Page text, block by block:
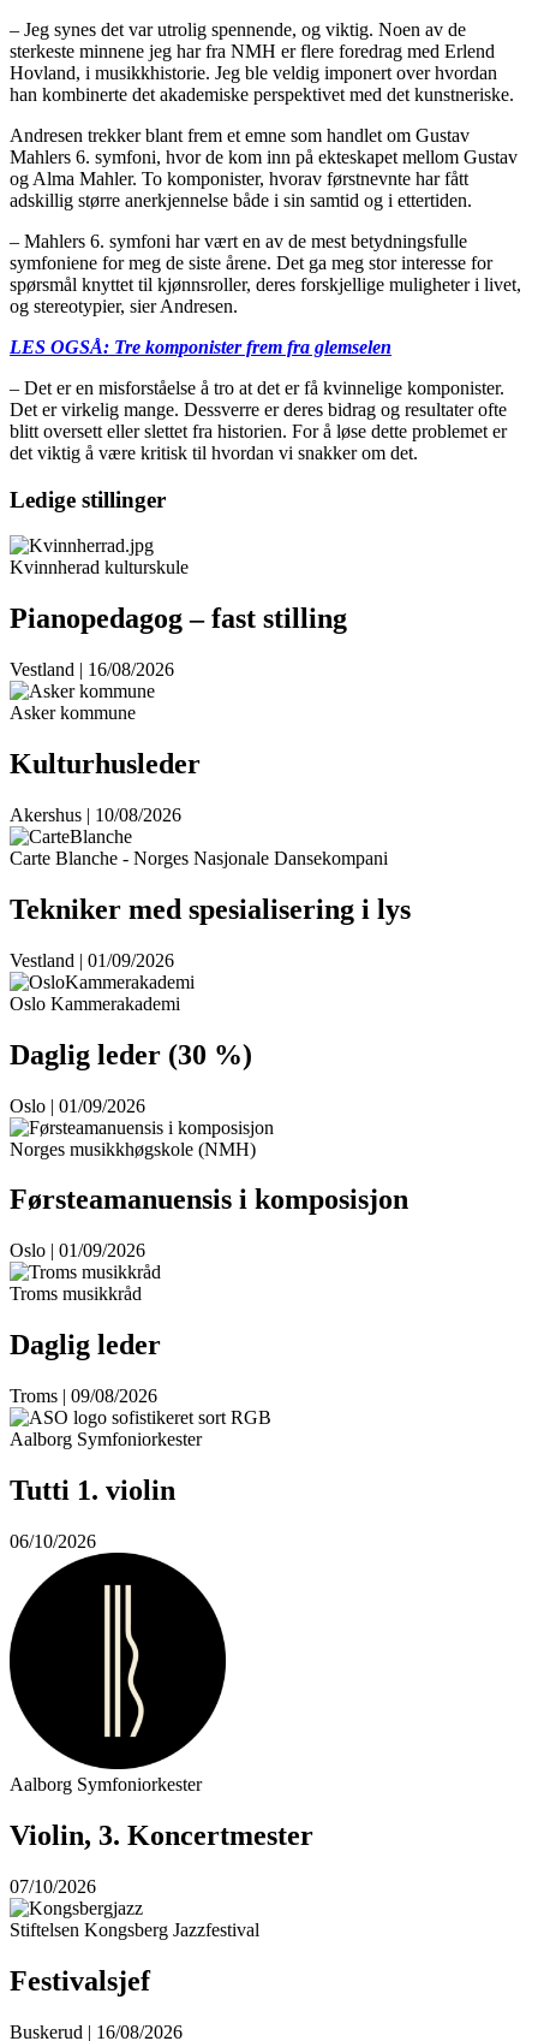
– Jeg synes det var utrolig spennende, og viktig. Noen av de
sterkeste minnene jeg har fra NMH er flere foredrag med Erlend
Hovland, i musikkhistorie. Jeg ble veldig imponert over hvordan
han kombinerte det akademiske perspektivet med det kunstneriske.
Andresen trekker blant frem et emne som handlet om Gustav
Mahlers 6. symfoni, hvor de kom inn på ekteskapet mellom Gustav
og Alma Mahler. To komponister, hvorav førstnevnte har fått
adskillig større anerkjennelse både i sin samtid og i ettertiden.
– Mahlers 6. symfoni har vært en av de mest betydningsfulle
symfoniene for meg de siste årene. Det ga meg stor interesse for
spørsmål knyttet til kjønnsroller, deres forskjellige muligheter i livet,
og stereotypier, sier Andresen.
LES OGSÅ: Tre komponister frem fra glemselen
– Det er en misforståelse å tro at det er få kvinnelige komponister.
Det er virkelig mange. Dessverre er deres bidrag og resultater ofte
blitt oversett eller slettet fra historien. For å løse dette problemet er
det viktig å være kritisk til hvordan vi snakker om det.
Ledige stillinger
Kvinnherad kulturskule
Pianopedagog – fast stilling
Vestland | 16/08/2026
Asker kommune
Kulturhusleder
Akershus | 10/08/2026
Carte Blanche - Norges Nasjonale Dansekompani
Tekniker med spesialisering i lys
Vestland | 01/09/2026
Oslo Kammerakademi
Daglig leder (30 %)
Oslo | 01/09/2026
Norges musikkhøgskole (NMH)
Førsteamanuensis i komposisjon
Oslo | 01/09/2026
Troms musikkråd
Daglig leder
Troms | 09/08/2026
Aalborg Symfoniorkester
Tutti 1. violin
06/10/2026
Aalborg Symfoniorkester
Violin, 3. Koncertmester
07/10/2026
Stiftelsen Kongsberg Jazzfestival
Festivalsjef
Buskerud | 16/08/2026